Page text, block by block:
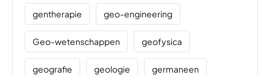
gentherapie geo-engineering
Geo-wetenschappen geofysica
geografie geologie germaneen